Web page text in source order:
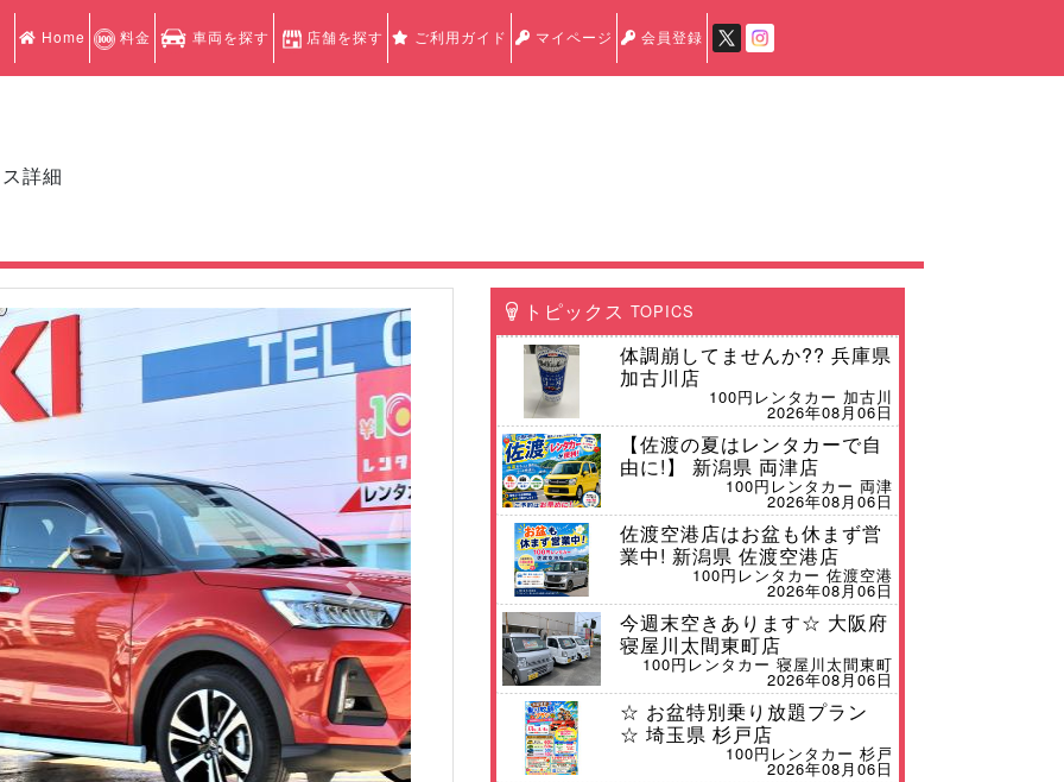
Home 料金 車両を探す 店舗を探す ご利用ガイド マイページ 会員登録
詳細
Next
トピックス TOPICS
体調崩してませんか?? 兵庫県
加古川店
100円レンタカー 加古川
2026年08月06日
【佐渡の夏はレンタカーで自
由に!】 新潟県 両津店
100円レンタカー 両津
2026年08月06日
佐渡空港店はお盆も休まず営
業中! 新潟県 佐渡空港店
100円レンタカー 佐渡空港
2026年08月06日
今週末空きあります☆ 大阪府
寝屋川太間東町店
100円レンタカー 寝屋川太間東町
2026年08月06日
☆ お盆特別乗り放題プラン
☆ 埼玉県 杉戸店
100円レンタカー 杉戸
2026年08月06日